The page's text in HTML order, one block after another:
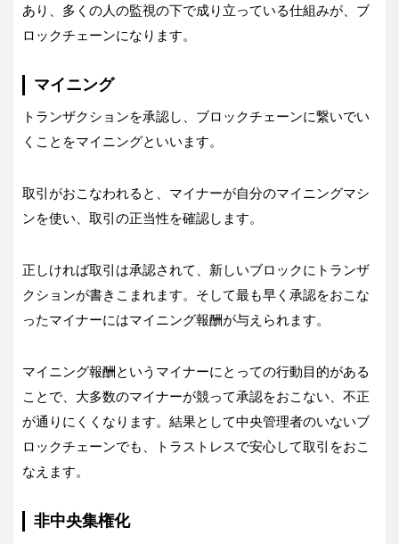
あり、多くの人の監視の下で成り立っている仕組みが、ブ
ロックチェーンになります。
マイニング
トランザクションを承認し、ブロックチェーンに繋いでい
くことをマイニングといいます。
取引がおこなわれると、マイナーが自分のマイニングマシ
ンを使い、取引の正当性を確認します。
正しければ取引は承認されて、新しいブロックにトランザ
クションが書きこまれます。そして最も早く承認をおこな
ったマイナーにはマイニング報酬が与えられます。
マイニング報酬というマイナーにとっての行動目的がある
ことで、大多数のマイナーが競って承認をおこない、不正
が通りにくくなります。結果として中央管理者のいないブ
ロックチェーンでも、トラストレスで安心して取引をおこ
なえます。
非中央集権化